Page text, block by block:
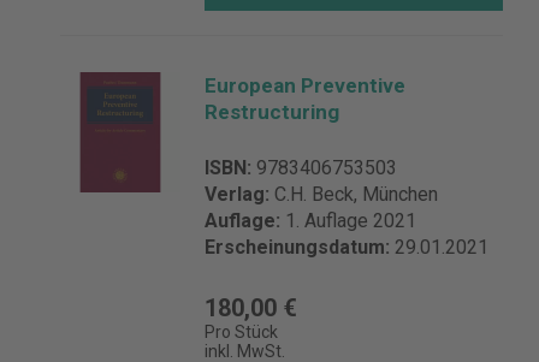
European Preventive
Restructuring
ISBN: 9783406753503
Verlag: C.H. Beck, München
Auflage: 1. Auflage 2021
Erscheinungsdatum: 29.01.2021
180,00 €
Pro Stück
inkl. MwSt.